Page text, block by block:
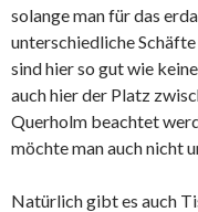
solange man für das
unterschiedliche
sind hier so gut wie
auch hier der Platz
Querholm beachtet
möchte man auch nicht
Natürlich gibt es auch